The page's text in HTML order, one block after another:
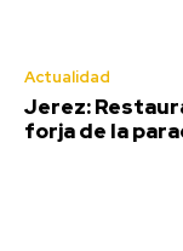
Actualidad
Jerez:
forja de la